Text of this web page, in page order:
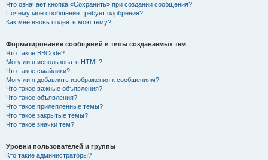
Что означает кнопка «Сохранить» при создании сообщения?
Почему моё сообщение требует одобрения?
Как мне вновь поднять мою тему?
Форматирование сообщений и типы создаваемых тем
Что такое BBCode?
Могу ли я использовать HTML?
Что такое смайлики?
Могу ли я добавлять изображения к сообщениям?
Что такое важные объявления?
Что такое объявления?
Что такое прилепленные темы?
Что такое закрытые темы?
Что такое значки тем?
Уровни пользователей и группы
Кто такие администраторы?